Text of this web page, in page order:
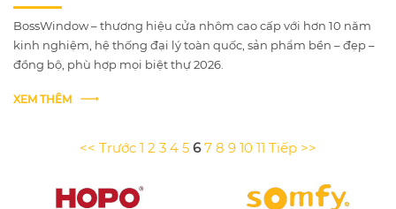
BossWindow – thương hiệu cửa nhôm cao cấp với hơn 10 năm
kinh nghiệm, hệ thống đại lý toàn quốc, sản phẩm bền – đẹp –
đồng bộ, phù hợp mọi biệt thự 2026.
XEM THÊM
<< Trước 1 2 3 4 5 67 8 9 10 11 Tiếp >>